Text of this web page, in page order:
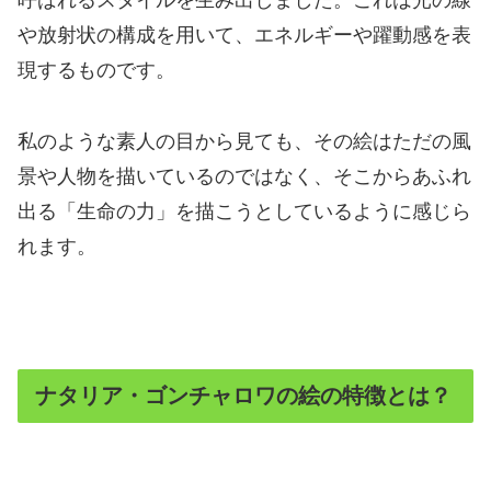
や放射状の構成を用いて、エネルギーや躍動感を表
現するものです。
私のような素人の目から見ても、その絵はただの風
景や人物を描いているのではなく、そこからあふれ
出る「生命の力」を描こうとしているように感じら
れます。
ナタリア・ゴンチャロワの絵の特徴とは？